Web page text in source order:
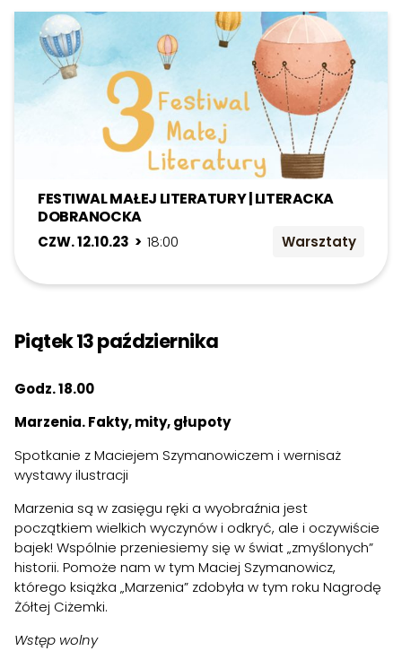
FESTIWAL MAŁEJ LITERATURY | LITERACKA
DOBRANOCKA
CZW. 12.10.23 > 18:00 Warsztaty
Piątek 13 października
Godz. 18.00
Marzenia. Fakty, mity, głupoty
Spotkanie z Maciejem Szymanowiczem i wernisaż
wystawy ilustracji
Marzenia są w zasięgu ręki a wyobraźnia jest
początkiem wielkich wyczynów i odkryć, ale i oczywiście
bajek! Wspólnie przeniesiemy się w świat „zmyślonych”
historii. Pomoże nam w tym Maciej Szymanowicz,
którego książka „Marzenia” zdobyła w tym roku Nagrodę
Żółtej Ciżemki.
Wstęp wolny